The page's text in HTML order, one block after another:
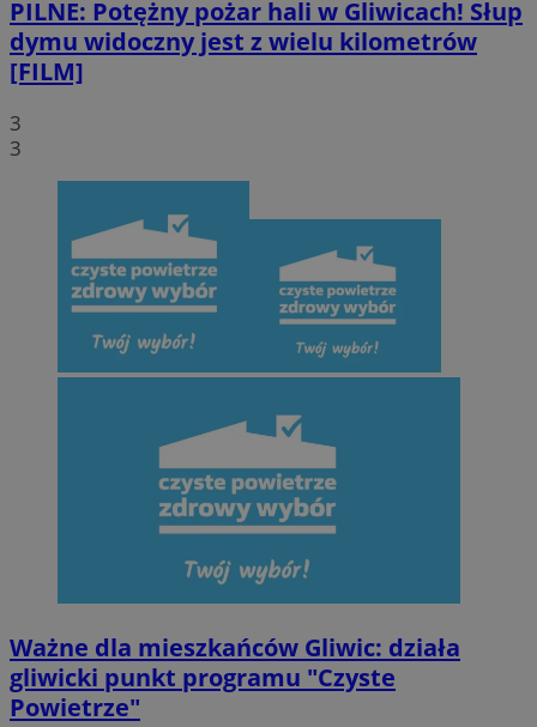
PILNE: Potężny pożar hali w Gliwicach! Słup
dymu widoczny jest z wielu kilometrów
[FILM]
3
3
Ważne dla mieszkańców Gliwic: działa
gliwicki punkt programu "Czyste
Powietrze"